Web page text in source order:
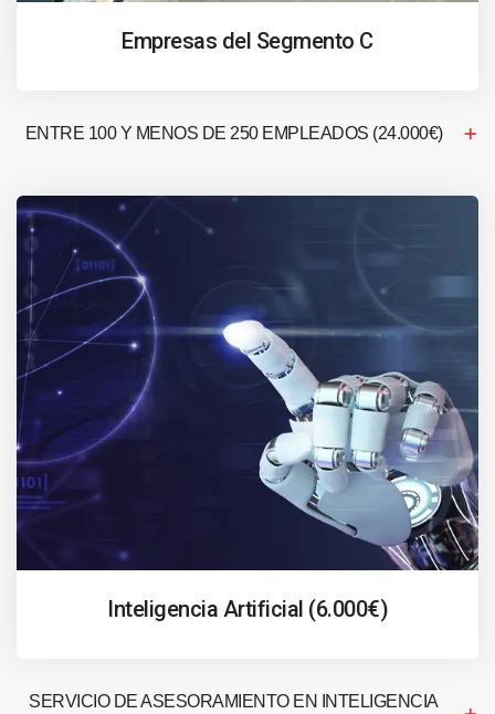
Empresas del Segmento C
ENTRE 100 Y MENOS DE 250 EMPLEADOS (24.000€)
Inteligencia Artificial (6.000€)
SERVICIO DE ASESORAMIENTO EN INTELIGENCIA